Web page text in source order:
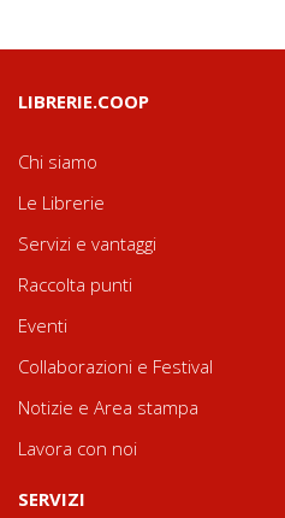
LIBRERIE.COOP
Chi siamo
Le Librerie
Servizi e vantaggi
Raccolta punti
Eventi
Collaborazioni e Festival
Notizie e Area stampa
Lavora con noi
SERVIZI